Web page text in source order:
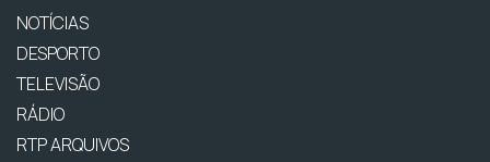
NOTÍCIAS
DESPORTO
TELEVISÃO
RÁDIO
RTP ARQUIVOS